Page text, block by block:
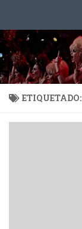
ETIQUETADO: